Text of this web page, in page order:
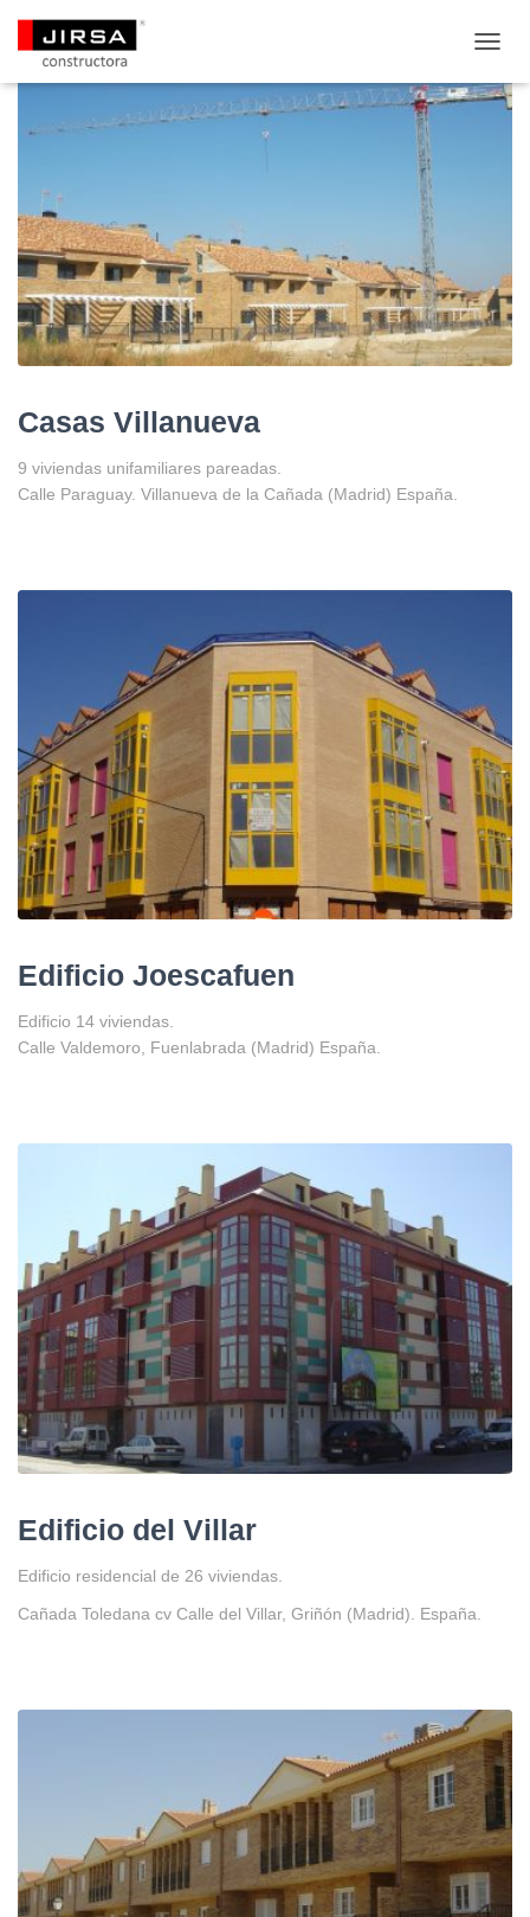
MODO
DE
Casas Villanueva
9 viviendas unifamiliares pareadas.
Calle Paraguay. Villanueva de la Cañada (Madrid) España.
Edificio Joescafuen
Edificio 14 viviendas.
Calle Valdemoro, Fuenlabrada (Madrid) España.
Edificio del Villar
Edificio residencial de 26 viviendas.
Cañada Toledana cv Calle del Villar, Griñón (Madrid). España.